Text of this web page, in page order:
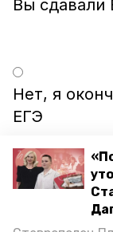
Нет, я
ЕГЭ
Я ещё